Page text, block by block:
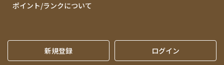
ポイント/ランクについて
新規登録 ログイン